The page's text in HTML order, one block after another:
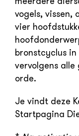
vogels, vissen,
vier
bronstcyclus
vervolgens
orde.
Je vindt deze
Startpagina